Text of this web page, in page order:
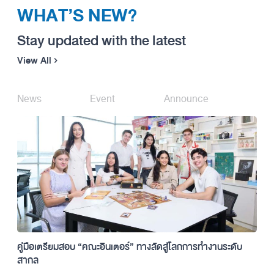
WHAT’S NEW?
Stay updated with the latest
View All
News Event Announce
คู่มือเตรียมสอบ “คณะอินเตอร์” ทางลัดสู่โลกการทำงานระดับ
สากล